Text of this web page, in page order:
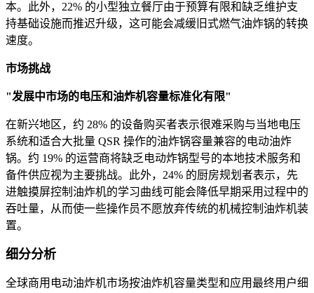
本。此外，22% 的小型独立餐厅由于预算有限和缺乏维护支
持基础设施而推迟升级，这可能会减缓旧式燃气油炸锅的转换
速度。
市场挑战
"发展中市场的电压和油炸机容量标准化有限"
在新兴地区，约 28% 的设备购买者表示很难采购与当地电压
系统和适合大批量 QSR 操作的油炸锅容量兼容的电动油炸
锅。约 19% 的运营商将缺乏电动炸锅型号的本地技术服务和
备件供应视为主要挑战。此外，24% 的厨房规划者表示，先
进触摸屏控制油炸机的学习曲线可能会降低早期采用过程中的
吞吐量，从而使一些操作员不愿放弃传统的机械控制油炸机装
置。
细分分析
全球商用电动油炸机市场按油炸机容量类型和应用最终用户细